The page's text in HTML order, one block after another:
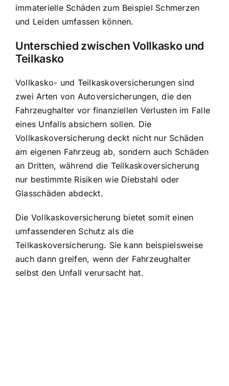
immaterielle Schäden zum Beispiel Schmerzen
und Leiden umfassen können.
Unterschied zwischen Vollkasko und
Teilkasko
Vollkasko- und Teilkaskoversicherungen sind
zwei Arten von Autoversicherungen, die den
Fahrzeughalter vor finanziellen Verlusten im Falle
eines Unfalls absichern sollen. Die
Vollkaskoversicherung deckt nicht nur Schäden
am eigenen Fahrzeug ab, sondern auch Schäden
an Dritten, während die Teilkaskoversicherung
nur bestimmte Risiken wie Diebstahl oder
Glasschäden abdeckt.
Die Vollkaskoversicherung bietet somit einen
umfassenderen Schutz als die
Teilkaskoversicherung. Sie kann beispielsweise
auch dann greifen, wenn der Fahrzeughalter
selbst den Unfall verursacht hat.